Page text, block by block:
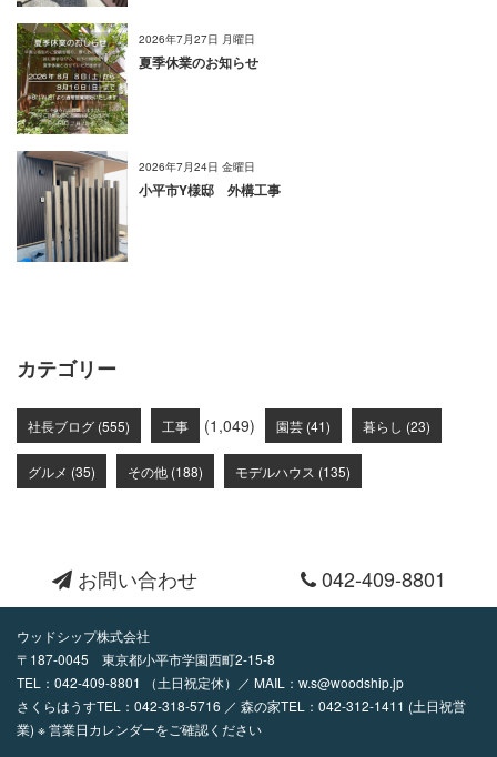
2026年7月27日 月曜日
夏季休業のお知らせ
2026年7月24日 金曜日
小平市Y様邸 外構工事
カテゴリー
社長ブログ (555) 工事 (1,049) 園芸 (41) 暮らし (23)
グルメ (35) その他 (188) モデルハウス (135)
お問い合わせ 042-409-8801
ウッドシップ株式会社
〒187-0045 東京都小平市学園西町2-15-8
TEL： 042-409-8801 （土日祝定休）／ MAIL： w.s@woodship.jp
さくらはうすTEL：042-318-5716 ／ 森の家TEL：042-312-1411 (土日祝営
業) ※ 営業日カレンダーをご確認ください